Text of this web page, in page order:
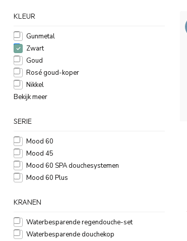
KLEUR
Gunmetal
Zwart
Goud
Rosé goud-koper
Nikkel
Bekijk meer
SERIE
Mood 60
Mood 45
Mood 60 SPA douchesystemen
Mood 60 Plus
KRANEN
Waterbesparende regendouche-set
Waterbesparende douchekop